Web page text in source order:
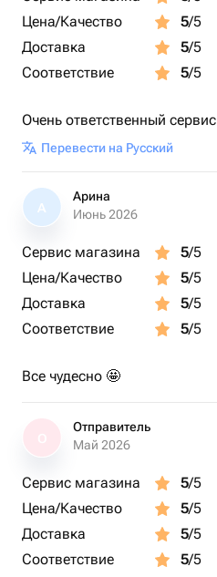
Цена/Качество
5/5
Доставка
5/5
Соответствие
5/5
Очень ответственный сервис
Перевести на Русский
А
Арина
Июнь 2026
Сервис магазина 5/5
Цена/Качество
5/5
Доставка
5/5
Соответствие
5/5
Все чудесно 🤩
Отправитель
Май 2026
Сервис магазина 5/5
Цена/Качество
5/5
Доставка
5/5
Соответствие
5/5